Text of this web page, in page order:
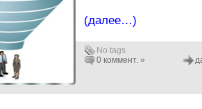
(далее…)
No tags
0 коммент. »